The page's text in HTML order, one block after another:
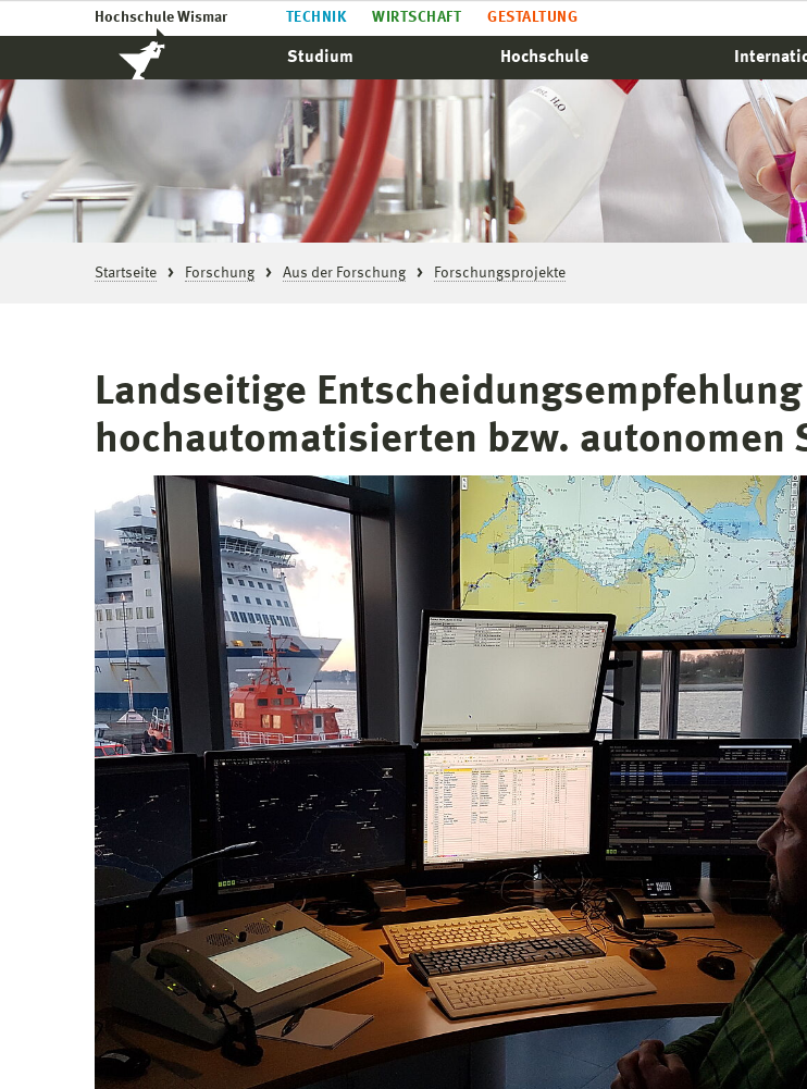
Hochschule Wismar TECHNIK WIRTSCHAFT GESTALTUNG
Studium Hochschule
Startseite Forschung Aus der Forschung Forschungsprojekte
Landseitige
hochautomatisierten bzw. autonomen